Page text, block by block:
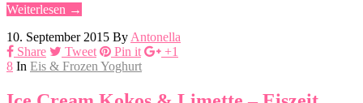
Weiterlesen →
10. September 2015 By Antonella
Share
Tweet Pin it
+1
8 In Eis & Frozen Yoghurt